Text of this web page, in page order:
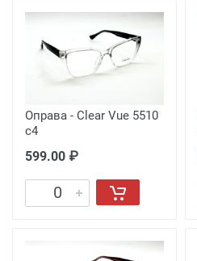
Оправа - Clear Vue 5510
c4
599.00 ₽